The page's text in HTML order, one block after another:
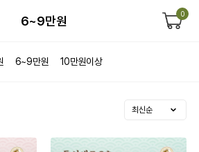
6~9만원 0
6~9만원 10만원이상